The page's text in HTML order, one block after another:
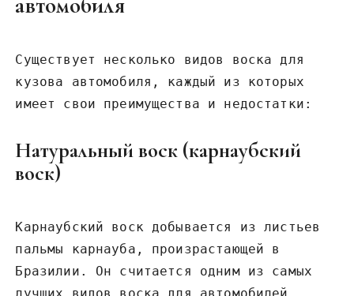
Существует несколько видов воска для
кузова автомобиля, каждый из которых
имеет свои преимущества и недостатки:
Натуральный воск (карнаубский
воск)
Карнаубский воск добывается из листьев
пальмы карнауба, произрастающей в
Бразилии. Он считается одним из самых